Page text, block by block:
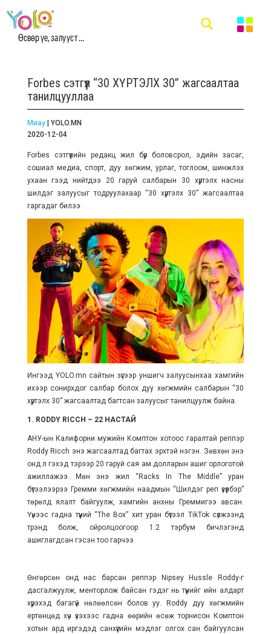
Өсвөр үе, залууст ...
Forbes сэтгүүл “30 ХҮРТЭЛХ 30” жагсаалтаа
танилцууллаа
Миау| YOLO.MN
2020-12-04
Forbes сэтгүүлийн редакц жил бүрболовсрол, эдийн засаг,
сошиал медиа, спорт, дуу хөгжим, урлаг, тоглоом, шинжлэх
ухаан гээд нийтдээ 20 гаруй салбарын 30 хүртэлх насны
шилдэг залуусыг тодруулахаар “30 хүртэлх 30” жагсаалтаа
гаргадаг билээ.
Ингээд YOLO.mn сайтын зүгээр уншигч залуусынхаа хамгийн
ихээр сонирхдог салбар болох дуу хөгжмийн салбарын “30
хүртэлх 30” жагсаалтад багтсан залуусыг танилцуулж байна.
1. RODDY RICCH – 22 НАСТАЙ
АНУ-ын Калифорни мужийн Комптон хотоос гаралтай реппэр
Roddy Ricch энэ жагсаалтад багтах эрхтэй нэгэн. Зөвхөн энэ
онд л гэхэд тэрээр 20 гаруй сая ам.долларын ашиг орлоготой
ажиллажээ. Мөн энэ жил “Racks In The Middle” уран
бүтээлээрээ Гремми хөгжмийн наадмын “Шилдэг реп үзүүлбэр”
төрөлд ялалт байгуулж, хамгийн анхны Греммигээ авсан.
Үүнээс гадна түүний “The Box” хит уран бүтээл TikTok сүлжээнд
трэнд болж, ойролцоогоор 1.2 тэрбум бичлэгэнд
ашиглагдсан гэсэн тоо гарчээ.
Өнгөрсөн онд нас барсан реппэр Nipsey Hussle Roddy-г
дасгалжуулж, менторлож байсан гэдэг нь түүнийг ийн алдарт
хүрэхэд багагүй нөлөөлсөн болов уу. Roddy дуу хөгжмийн
ертөнцөд хүч үзэхээс гадна өөрийн өсөж торнисон Комптон
хотын ард иргэдэд санхүүгийн мэдлэг олгох сан байгуулсан